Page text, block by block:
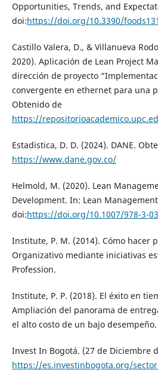
Opportunities, Trends, and
doi:https://doi.org/10.3390/
Castillo Valera, D., & Villanueva
2020). Aplicación de Lean Project
dirección de proyecto
convergente en ethernet para una
Obtenido de
https://
Estadistica, D. D. (2024). DANE.
https://www.dane.gov.co/
Helmold, M. (2020). Lean
Development. In: Lean
doi:https://doi.org/10.1007/978-3-
Institute, P. M. (2014). Cómo hacer
Organizativo mediante iniciativas
Profession.
Institute, P. P. (2018). El éxito en
Ampliación del panorama de
el alto costo de un bajo
Invest In Bogotá. (27 de Diciembre
https://es.investinbogota.org/